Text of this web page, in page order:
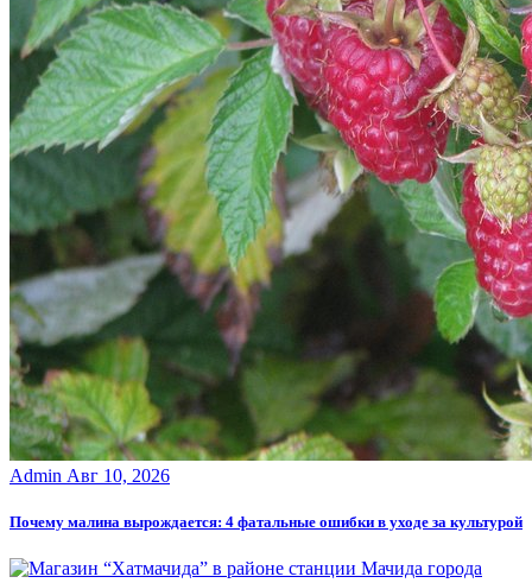
Admin Авг 10, 2026
Почему малина вырождается: 4 фатальные ошибки в уходе за культурой